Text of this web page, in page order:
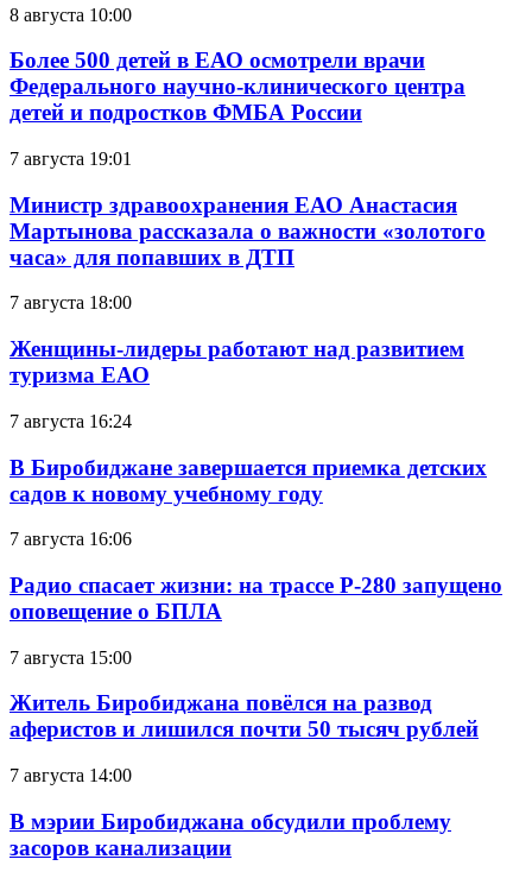
8 августа 10:00
Более 500 детей в ЕАО осмотрели врачи
Федерального научно-клинического центра
детей и подростков ФМБА России
7 августа 19:01
Министр здравоохранения ЕАО Анастасия
Мартынова рассказала о важности «золотого
часа» для попавших в ДТП
7 августа 18:00
Женщины-лидеры работают над развитием
туризма ЕАО
7 августа 16:24
В Биробиджане завершается приемка детских
садов к новому учебному году
7 августа 16:06
Радио спасает жизни: на трассе Р-280 запущено
оповещение о БПЛА
7 августа 15:00
Житель Биробиджана повёлся на развод
аферистов и лишился почти 50 тысяч рублей
7 августа 14:00
В мэрии Биробиджана обсудили проблему
засоров канализации